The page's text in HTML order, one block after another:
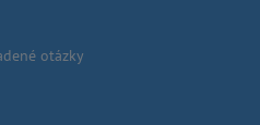
otázky